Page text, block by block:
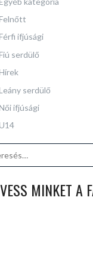
ifjúsági
serdülő
serdülő
ifjúsági
MINKET A